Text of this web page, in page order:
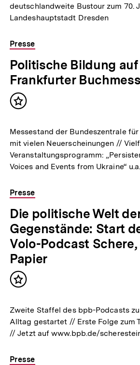
deutschlandweite Bustour zum 70.
Landeshauptstadt Dresden
Presse
Politische Bildung
Frankfurter
Inhalt
Messestand der Bundeszentrale
mit vielen Neuerscheinungen //
Veranstaltungsprogramm:
Voices and Events from Ukraine“
Presse
Die politische Welt
Gegenstände: Start
Volo-Podcast Schere,
Papier
Inhalt
Zweite Staffel des bpb-Podcasts
Alltag gestartet // Erste Folge zum
// Jetzt auf www.bpb.de/
Presse